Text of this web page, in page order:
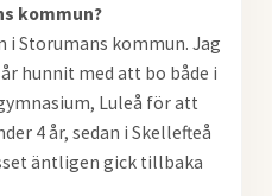
kommun?
i Storumans kommun. Jag
hunnit med att bo både i
Luleå för att
4 år, sedan i Skellefteå
äntligen gick tillbaka